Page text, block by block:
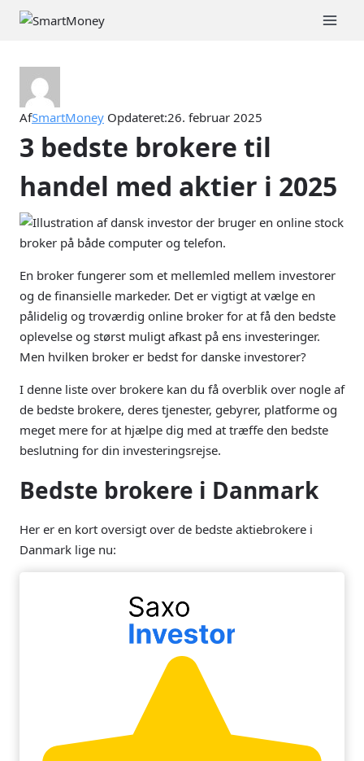
Fortsæt
AfSmartMoney Opdateret:26. februar 2025
3 bedste brokere til
handel med aktier i 2025
En broker fungerer som et mellemled mellem investorer
og de finansielle markeder. Det er vigtigt at vælge en
pålidelig og troværdig online broker for at få den bedste
oplevelse og størst muligt afkast på ens investeringer.
Men hvilken broker er bedst for danske investorer?
I denne liste over brokere kan du få overblik over nogle af
de bedste brokere, deres tjenester, gebyrer, platforme og
meget mere for at hjælpe dig med at træffe den bedste
beslutning for din investeringsrejse.
Bedste brokere i Danmark
Her er en kort oversigt over de bedste aktiebrokere i
Danmark lige nu: